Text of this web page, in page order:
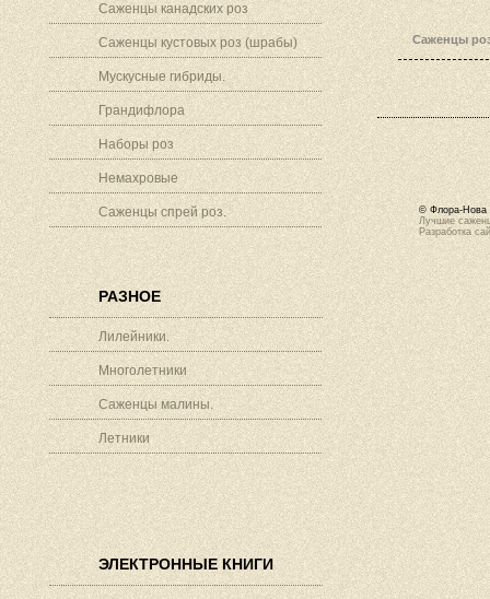
Саженцы канадских роз
Саженцы кустовых роз (шрабы)
Мускусные гибриды.
Грандифлора
Наборы роз
Немахровые
Саженцы спрей роз.
РАЗНОЕ
Лилейники.
Многолетники
Саженцы малины.
Летники
ЭЛЕКТРОННЫЕ КНИГИ
Саженцы
© Флора-Нова
Лучшие
Разработка